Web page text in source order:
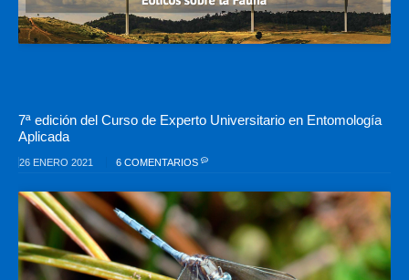
7ª edición del Curso de Experto Universitario en Entomología
Aplicada
26 ENERO 2021 6 COMENTARIOS